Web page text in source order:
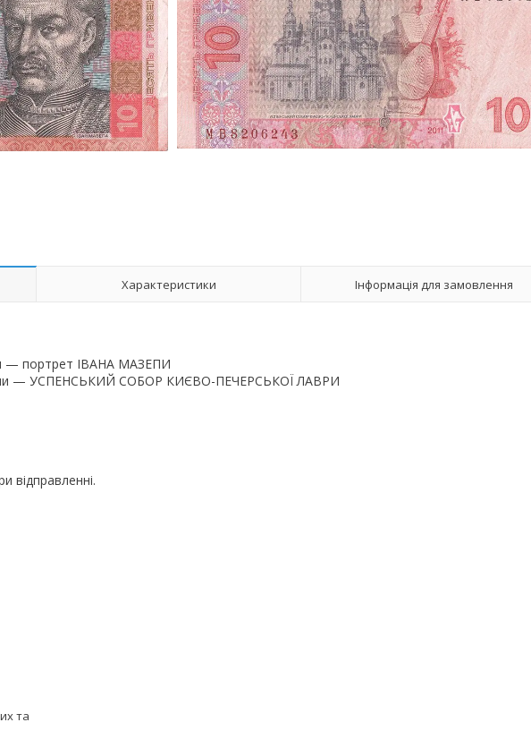
Характеристики Інформація для замовлення
— портрет ІВАНА МАЗЕПИ
— УСПЕНСЬКИЙ СОБОР КИЄВО-ПЕЧЕРСЬКОЇ ЛАВРИ
відправленні.
та